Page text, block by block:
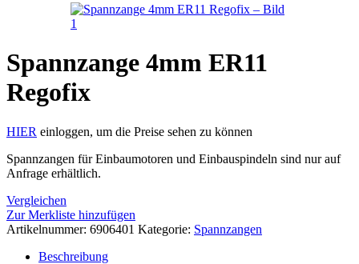
Spannzange 4mm ER11
Regofix
HIER einloggen, um die Preise sehen zu können
Spannzangen für Einbaumotoren und Einbauspindeln sind nur auf
Anfrage erhältlich.
Vergleichen
Zur Merkliste hinzufügen
Artikelnummer: 6906401 Kategorie: Spannzangen
Beschreibung